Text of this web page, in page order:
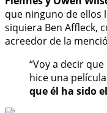
que ninguno de ellos
siquiera Ben Affleck,
acreedor de la
“Voy a decir
hice una
que él ha sido